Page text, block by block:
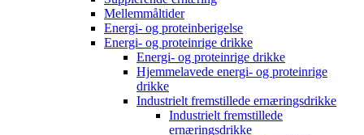
Mellemmåltider
Energi- og proteinberigelse
Energi- og proteinrige drikke
Energi- og proteinrige drikke
Hjemmelavede energi- og proteinrige
drikke
Industrielt fremstillede ernæringsdrikke
Industrielt fremstillede
ernæringsdrikke